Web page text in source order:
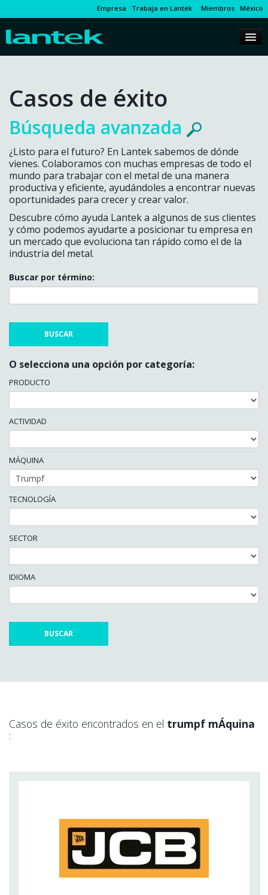
Empresa Trabaja en Lantek Miembros México
Casos de éxito
Búsqueda avanzada
¿Listo para el futuro? En Lantek sabemos de dónde
vienes. Colaboramos con muchas empresas de todo el
mundo para trabajar con el metal de una manera
productiva y eficiente, ayudándoles a encontrar nuevas
oportunidades para crecer y crear valor.
Descubre cómo ayuda Lantek a algunos de sus clientes
y cómo podemos ayudarte a posicionar tu empresa en
un mercado que evoluciona tan rápido como el de la
industria del metal.
Buscar por término:
O selecciona una opción por categoría:
PRODUCTO
ACTIVIDAD
MÁQUINA
TECNOLOGÍA
SECTOR
IDIOMA
Casos de éxito encontrados en el trumpf mÁquina
: